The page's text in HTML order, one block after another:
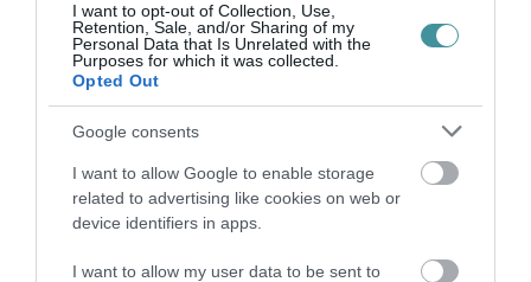
I want to opt-out of Collection, Use,
Retention, Sale, and/or Sharing of my
Personal Data that Is Unrelated with the
Purposes for which it was collected.
Opted Out
Google consents
I want to allow Google to enable storage
related to advertising like cookies on web or
device identifiers in apps.
I want to allow my user data to be sent to
Legfrissebb híreink
VIZET VISZNEK A VADAKNAK A BÜKK-
FENNSÍKRA – A TARTÓS SZÁR...
Zöld hírek